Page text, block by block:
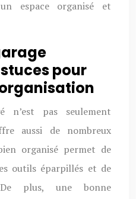
espace organisé et
pour
n’est pas seulement
aussi de nombreux
organisé permet de
outils éparpillés et de
plus, une bonne